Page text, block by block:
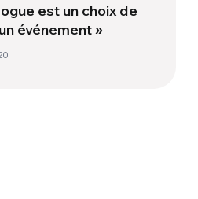
est un choix de
événement »